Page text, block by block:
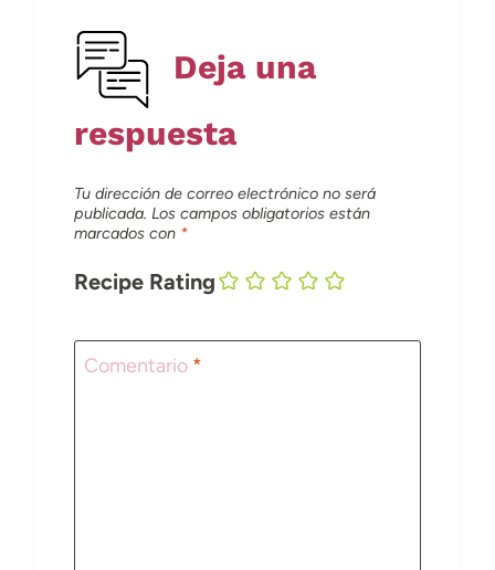
Deja una
respuesta
Tu dirección de correo electrónico no será
publicada. Los campos obligatorios están
marcados con *
Recipe Rating
Comentario *